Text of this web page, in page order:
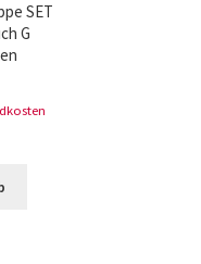
SET
G